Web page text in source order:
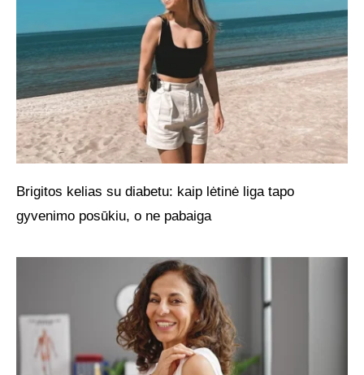
Brigitos kelias su diabetu: kaip lėtinė liga tapo
gyvenimo posūkiu, o ne pabaiga